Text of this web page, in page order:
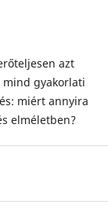
azt
gyakorlati
miért annyira
elméletben?